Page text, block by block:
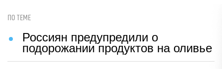
ПО ТЕМЕ
Россиян предупредили о
подорожании продуктов на оливье